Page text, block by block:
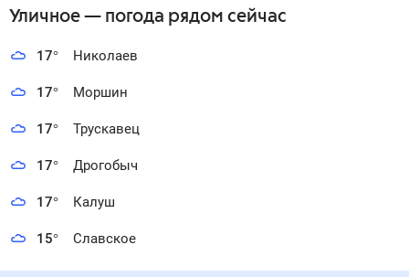
Уличное— погода рядом сейчас
17° Николаев
17° Моршин
17° Трускавец
17° Дрогобыч
17° Калуш
15° Славское